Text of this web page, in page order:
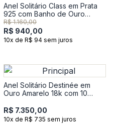
Anel Solitário Class em Prata
925 com Banho de Ouro
Amarelo 18K e Topázio
R$ 1.160,00
R$ 940,00
10x de R$ 94 sem juros
Anel Solitário Destinée em
Ouro Amarelo 18k com 10
R$ 7.350,00
10x de R$ 735 sem juros